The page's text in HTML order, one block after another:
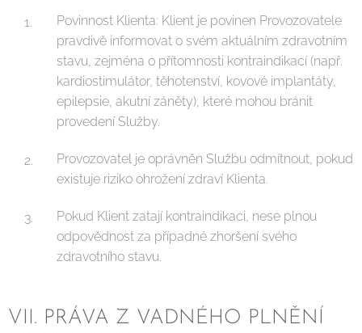
Povinnost Klienta: Klient je povinen Provozovatele
pravdivě informovat o svém aktuálním zdravotním
stavu, zejména o přítomnosti kontraindikací (např.
kardiostimulátor, těhotenství, kovové implantáty,
epilepsie, akutní záněty), které mohou bránit
provedení Služby.
Provozovatel je oprávněn Službu odmítnout, pokud
existuje riziko ohrožení zdraví Klienta.
Pokud Klient zatají kontraindikaci, nese plnou
odpovědnost za případné zhoršení svého
zdravotního stavu.
VII. PRÁVA Z VADNÉHO PLNĚNÍ